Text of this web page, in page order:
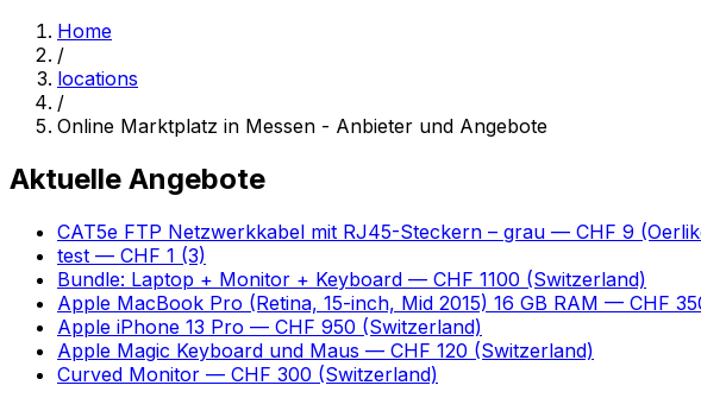
Home
/
locations
/
Online Marktplatz in Messen - Anbieter und Angebote
Aktuelle Angebote
CAT5e FTP Netzwerkkabel mit RJ45-Steckern – grau — CHF 9
test — CHF 1 (3)
Bundle: Laptop + Monitor + Keyboard — CHF 1100 (Switzerland)
Apple MacBook Pro (Retina, 15-inch, Mid 2015) 16 GB RAM — CHF
Apple iPhone 13 Pro — CHF 950 (Switzerland)
Apple Magic Keyboard und Maus — CHF 120 (Switzerland)
Curved Monitor — CHF 300 (Switzerland)